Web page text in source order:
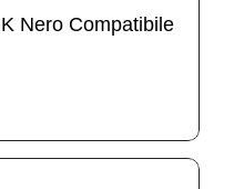
Nero Compatibile